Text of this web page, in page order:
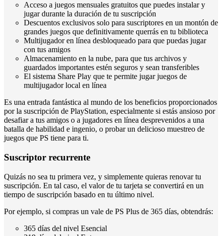
Acceso a juegos mensuales gratuitos que puedes instalar y
jugar durante la duración de tu suscripción
Descuentos exclusivos solo para suscriptores en un montón de
grandes juegos que definitivamente querrás en tu biblioteca
Multijugador en línea desbloqueado para que puedas jugar
con tus amigos
Almacenamiento en la nube, para que tus archivos y
guardados importantes estén seguros y sean transferibles
El sistema Share Play que te permite jugar juegos de
multijugador local en línea
Es una entrada fantástica al mundo de los beneficios proporcionados
por la suscripción de PlayStation, especialmente si estás ansioso por
desafiar a tus amigos o a jugadores en línea desprevenidos a una
batalla de habilidad e ingenio, o probar un delicioso muestreo de
juegos que PS tiene para ti.
Suscriptor recurrente
Quizás no sea tu primera vez, y simplemente quieras renovar tu
suscripción. En tal caso, el valor de tu tarjeta se convertirá en un
tiempo de suscripción basado en tu último nivel.
Por ejemplo, si compras un vale de PS Plus de 365 días, obtendrás:
365 días del nivel Esencial